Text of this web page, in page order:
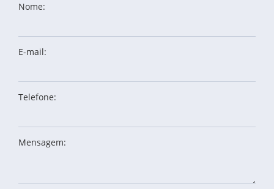
Nome:
E-mail:
Telefone:
Mensagem: